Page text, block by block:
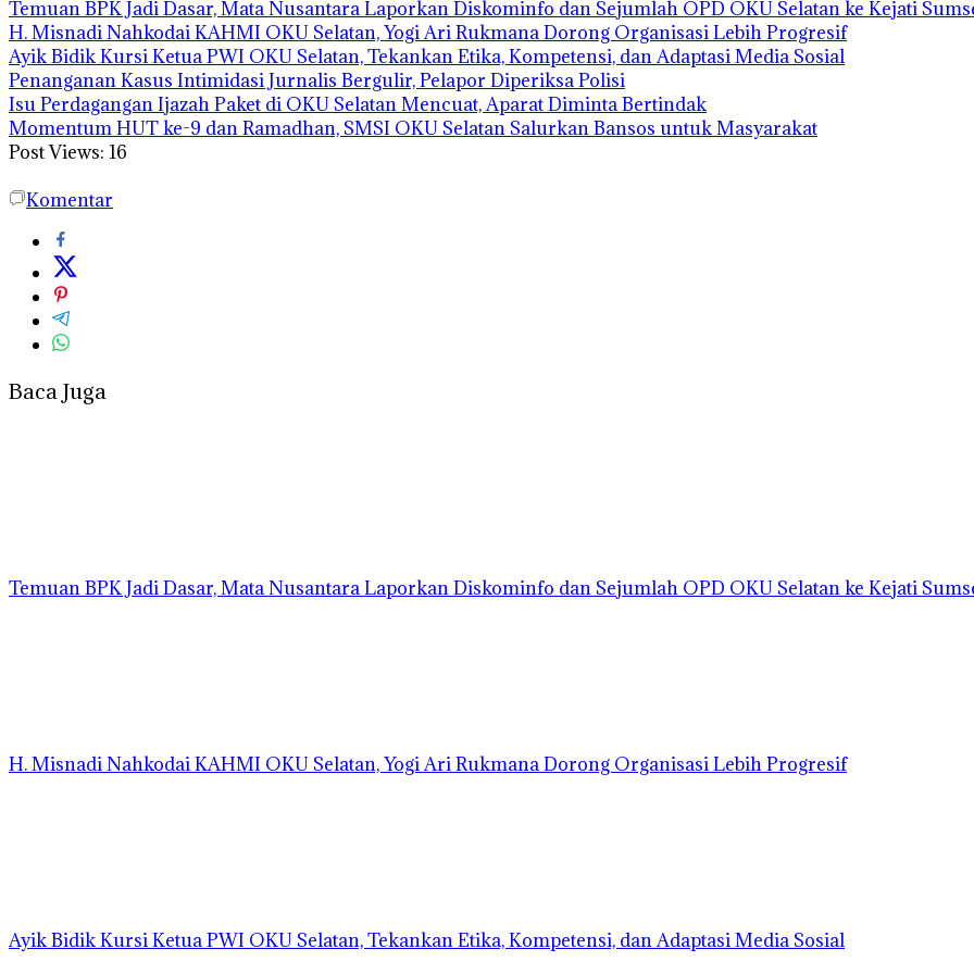
Temuan BPK Jadi Dasar, Mata Nusantara Laporkan Diskominfo dan Sejumlah OPD OKU Selatan ke Kejati
H. Misnadi Nahkodai KAHMI OKU Selatan, Yogi Ari Rukmana Dorong Organisasi Lebih Progresif
Ayik Bidik Kursi Ketua PWI OKU Selatan, Tekankan Etika, Kompetensi, dan Adaptasi Media Sosial
Penanganan Kasus Intimidasi Jurnalis Bergulir, Pelapor Diperiksa Polisi
Isu Perdagangan Ijazah Paket di OKU Selatan Mencuat, Aparat Diminta Bertindak
Momentum HUT ke-9 dan Ramadhan, SMSI OKU Selatan Salurkan Bansos untuk Masyarakat
Post Views: 16
Komentar
Baca Juga
Temuan BPK Jadi Dasar, Mata Nusantara Laporkan Diskominfo dan Sejumlah OPD OKU Selatan ke Kejati
H. Misnadi Nahkodai KAHMI OKU Selatan, Yogi Ari Rukmana Dorong Organisasi Lebih Progresif
Ayik Bidik Kursi Ketua PWI OKU Selatan, Tekankan Etika, Kompetensi, dan Adaptasi Media Sosial